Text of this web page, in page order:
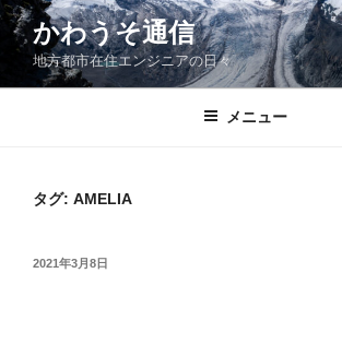
コ
ン
ン
かわうそ通信
地方都市在住エンジニアの日々
メニュー
タグ: AMELIA
投
2021年3月8日